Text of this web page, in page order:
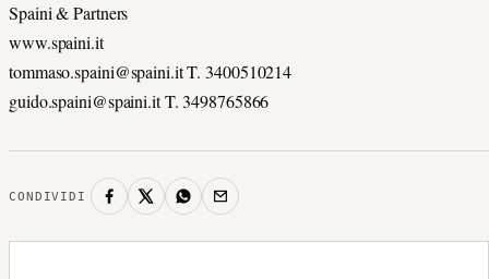
Spaini & Partners
www.spaini.it
tommaso.spaini@spaini.it T. 3400510214
guido.spaini@spaini.it T. 3498765866
CONDIVIDI